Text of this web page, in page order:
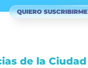
QUIERO SUSCRIBIRME
de la Ciudad